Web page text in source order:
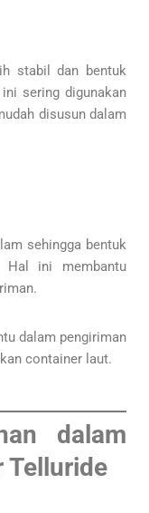
stabil dan bentuk
sering digunakan
disusun dalam
sehingga bentuk
ini membantu
dalam pengiriman
container laut.
dalam
Telluride